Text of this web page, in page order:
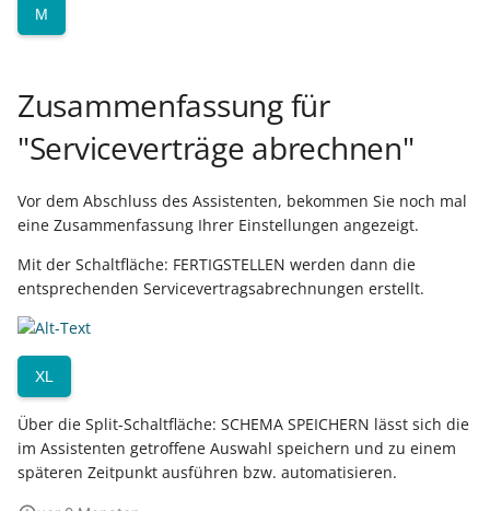
M
Zusammenfassung für
"Serviceverträge abrechnen"
Vor dem Abschluss des Assistenten, bekommen Sie noch mal
eine Zusammenfassung Ihrer Einstellungen angezeigt.
Mit der Schaltfläche: FERTIGSTELLEN werden dann die
entsprechenden Servicevertragsabrechnungen erstellt.
XL
Über die Split-Schaltfläche: SCHEMA SPEICHERN lässt sich die
im Assistenten getroffene Auswahl speichern und zu einem
späteren Zeitpunkt ausführen bzw. automatisieren.